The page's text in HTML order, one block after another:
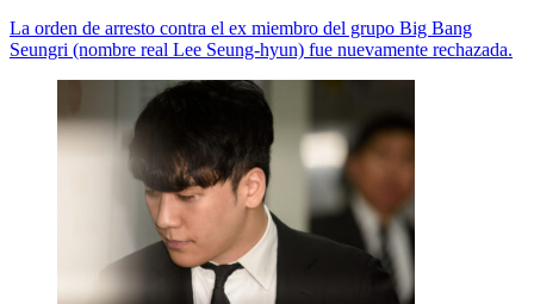
La orden de arresto contra el ex miembro del grupo Big Bang
Seungri (nombre real Lee Seung-hyun) fue nuevamente rechazada.